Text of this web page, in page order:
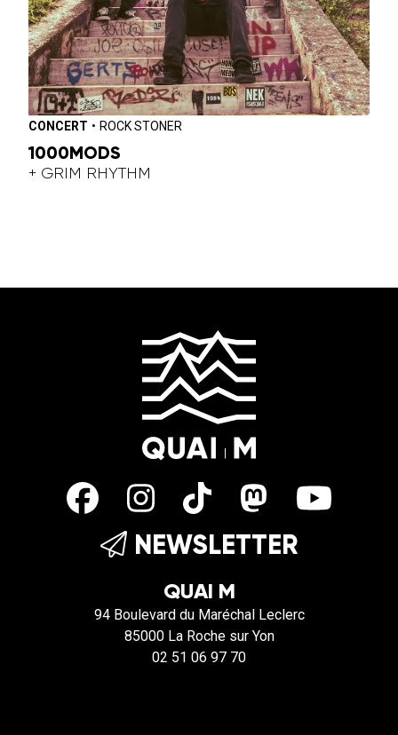
CONCERT • ROCK STONER
1000MODS
+ GRIM RHYTHM
NEWSLETTER
QUAI M
94 Boulevard du Maréchal Leclerc
85000 La Roche sur Yon
02 51 06 97 70